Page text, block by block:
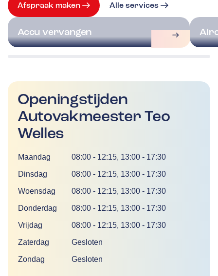
Afspraak maken Alle services
Accu vervangen
Openingstijden
Autovakmeester Teo
Welles
DagTijd
Maandag 08:00 - 12:15, 13:00 - 17:30
Dinsdag 08:00 - 12:15, 13:00 - 17:30
Woensdag 08:00 - 12:15, 13:00 - 17:30
Donderdag 08:00 - 12:15, 13:00 - 17:30
Vrijdag 08:00 - 12:15, 13:00 - 17:30
Zaterdag Gesloten
Zondag Gesloten